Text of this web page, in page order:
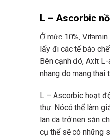
L – Ascorbic
Ở mức 10%,
lấy đi các tế bào
Bên cạnh đó, Axit
nhang do mang thai
L – Ascorbic hoạt
thư. Nócó thể làm
làn da trở nên săn
cụ thể sẽ có những